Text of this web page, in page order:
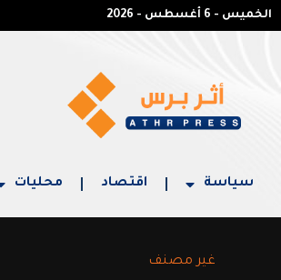
الخميس - 6 أغسطس - 2026
سياسة اقتصاد محليات
غير مصنف